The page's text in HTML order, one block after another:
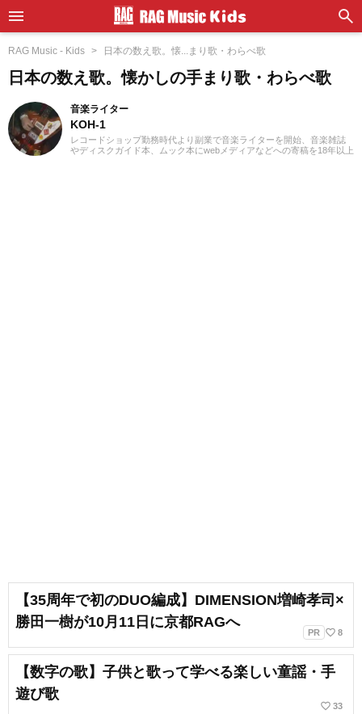
RAG Music - Kids 日本の数え歌。懐...まり歌・わらべ歌
日本の数え歌。懐かしの手まり歌・わらべ歌
音楽ライター
KOH-1
レコードショップ勤務時代より副業で音楽ライターを開始、音楽雑誌
やディスクガイド本、ムック本にwebメディアなどへの寄稿を18年以上
【35周年で初のDUO編成】DIMENSION増崎孝司×
勝田一樹が10月11日に京都RAGへ
PR favorite_border 8
【数字の歌】子供と歌って学べる楽しい童謡・手
遊び歌
favorite_border 33